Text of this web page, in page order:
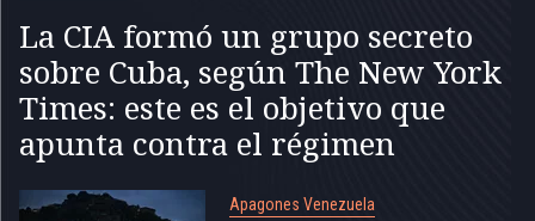
La CIA formó un grupo secreto
sobre Cuba, según The New York
Times: este es el objetivo que
apunta contra el régimen
Apagones Venezuela